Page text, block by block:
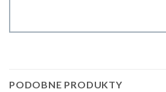
PODOBNE PRODUKTY